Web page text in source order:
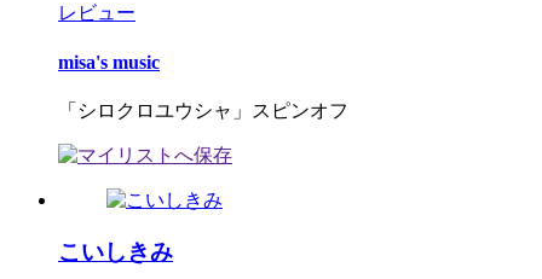
レビュー
misa's music
「シロクロユウシャ」スピンオフ
こいしきみ